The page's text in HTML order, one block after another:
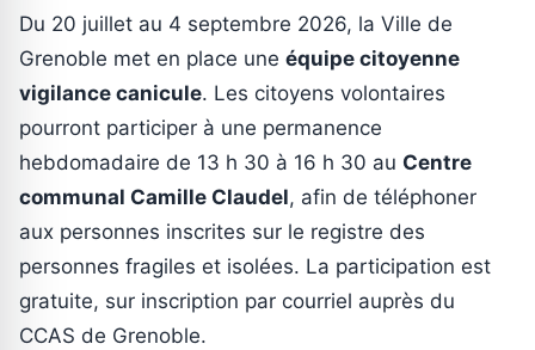
Du 20 juillet au 4 septembre 2026, la Ville de
Grenoble met en place une équipe citoyenne
vigilance canicule. Les citoyens volontaires
pourront participer à une permanence
hebdomadaire de 13 h 30 à 16 h 30 au Centre
communal Camille Claudel, afin de téléphoner
aux personnes inscrites sur le registre des
personnes fragiles et isolées. La participation est
gratuite, sur inscription par courriel auprès du
CCAS de Grenoble.